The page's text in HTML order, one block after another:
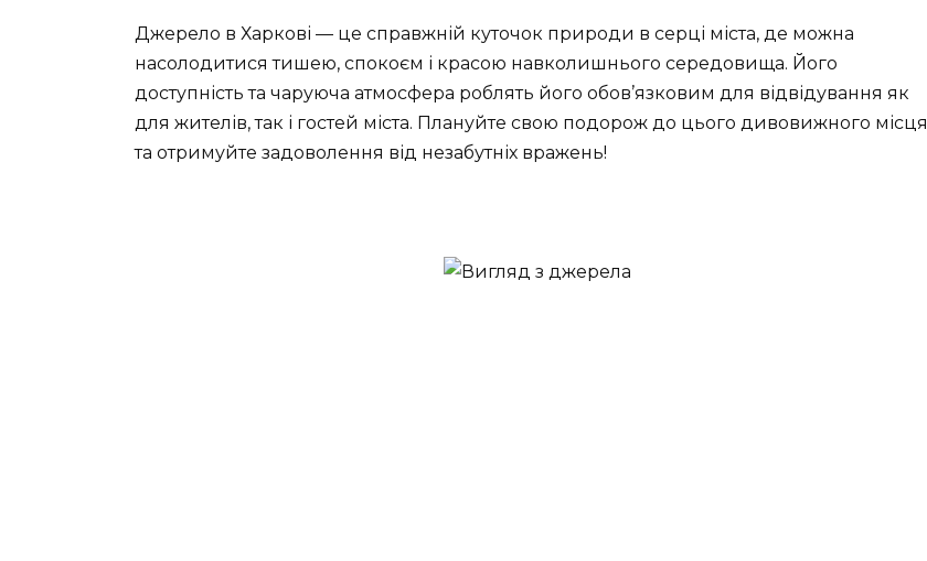
Джерело в Харкові — це справжній куточок природи в серці міста, де можна
насолодитися тишею, спокоєм і красою навколишнього середовища. Його
доступність та чаруюча атмосфера роблять його обов’язковим для відвідування як
для жителів, так і гостей міста. Плануйте свою подорож до цього дивовижного місця
та отримуйте задоволення від незабутніх вражень!